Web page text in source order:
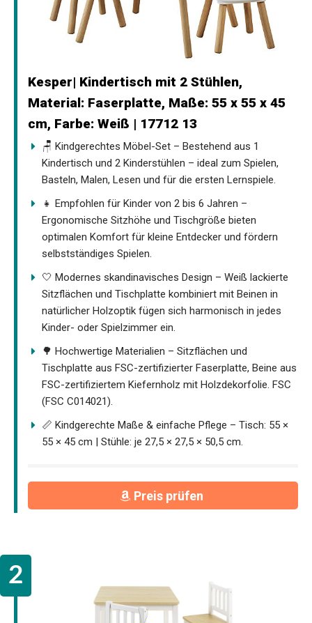
Kesper| Kindertisch mit 2 Stühlen,
Material: Faserplatte, Maße: 55 x 55 x 45
cm, Farbe: Weiß | 17712 13
🪑 Kindgerechtes Möbel-Set – Bestehend aus 1
Kindertisch und 2 Kinderstühlen – ideal zum Spielen,
Basteln, Malen, Lesen und für die ersten Lernspiele.
👧 Empfohlen für Kinder von 2 bis 6 Jahren –
Ergonomische Sitzhöhe und Tischgröße bieten
optimalen Komfort für kleine Entdecker und fördern
selbstständiges Spielen.
🤍 Modernes skandinavisches Design – Weiß lackierte
Sitzflächen und Tischplatte kombiniert mit Beinen in
natürlicher Holzoptik fügen sich harmonisch in jedes
Kinder- oder Spielzimmer ein.
🌳 Hochwertige Materialien – Sitzflächen und
Tischplatte aus FSC-zertifizierter Faserplatte, Beine aus
FSC-zertifiziertem Kiefernholz mit Holzdekorfolie. FSC
(FSC C014021).
📏 Kindgerechte Maße & einfache Pflege – Tisch: 55 ×
55 × 45 cm | Stühle: je 27,5 × 27,5 × 50,5 cm.
Preis prüfen